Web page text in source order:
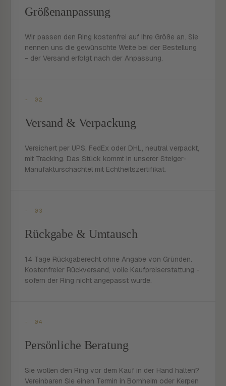
Größenanpassung
Wir passen den Ring kostenfrei auf Ihre Größe an. Sie
nennen uns die gewünschte Weite bei der Bestellung
- der Versand erfolgt nach der Anpassung.
- 02
Versand & Verpackung
Versichert per UPS, FedEx oder DHL, neutral verpackt,
mit Tracking. Das Stück kommt in unserer Steiger-
Manufakturschachtel mit Echtheitszertifikat.
- 03
Rückgabe & Umtausch
14 Tage Rückgaberecht ohne Angabe von Gründen.
Kostenfreier Rückversand, volle Kaufpreiserstattung -
sofern der Ring nicht angepasst wurde.
- 04
Persönliche Beratung
Sie wollen den Ring vor dem Kauf in der Hand halten?
Vereinbaren Sie einen Termin in Bornheim oder Kerpen